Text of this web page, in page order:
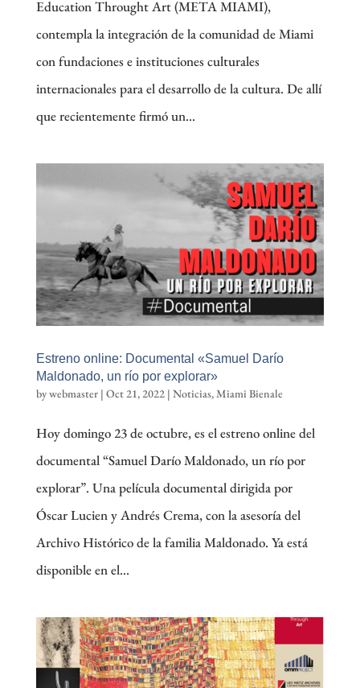
Education Throught Art (META MIAMI),
contempla la integración de la comunidad de Miami
con fundaciones e instituciones culturales
internacionales para el desarrollo de la cultura. De allí
que recientemente firmó un...
Estreno online: Documental «Samuel Darío
Maldonado, un río por explorar»
bywebmaster| Oct 21, 2022| Noticias,Miami Bienale
Hoy domingo 23 de octubre, es el estreno online del
documental “Samuel Darío Maldonado, un río por
explorar”. Una película documental dirigida por
Óscar Lucien y Andrés Crema, con la asesoría del
Archivo Histórico de la familia Maldonado. Ya está
disponible en el...